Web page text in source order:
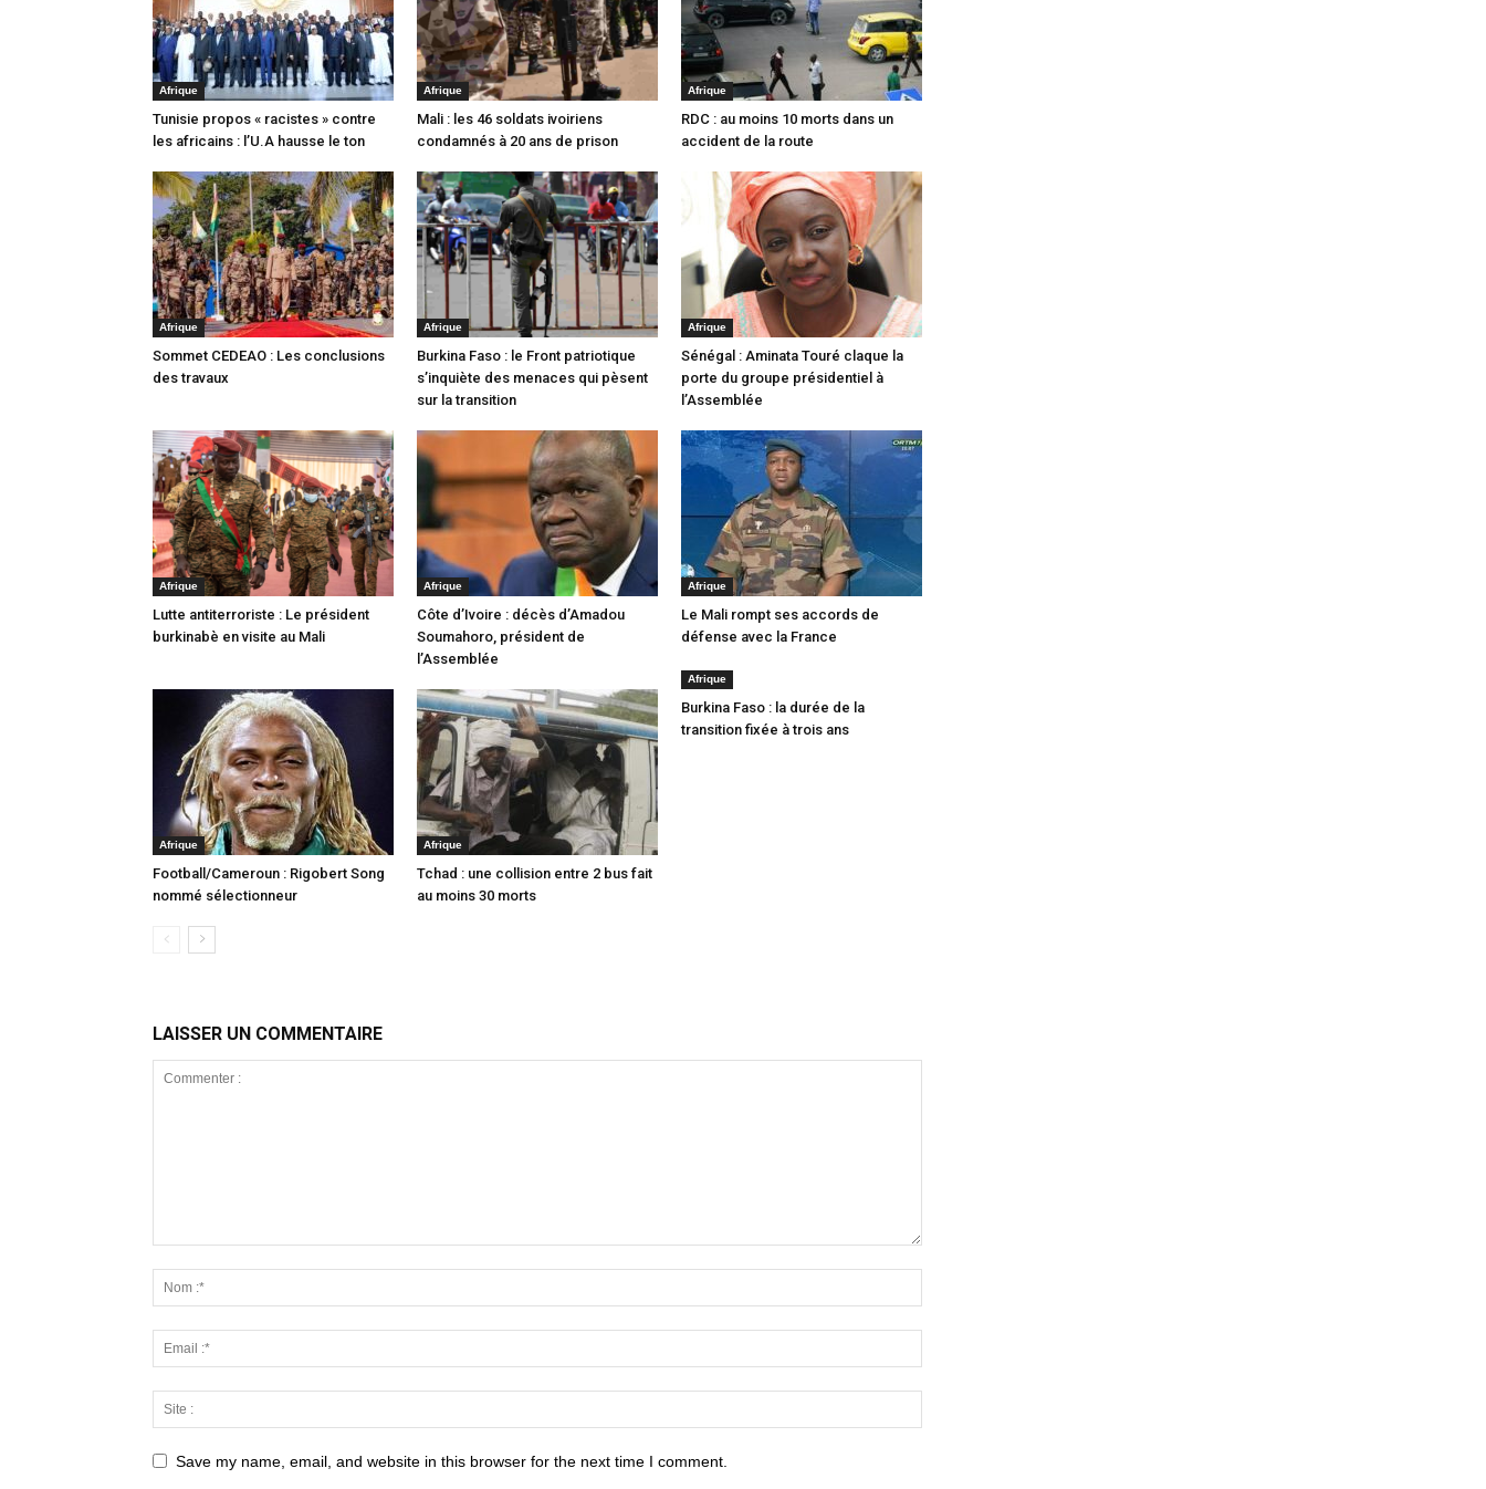
Afrique
Tunisie propos « racistes » contre
les africains : l’U.A hausse le ton
Afrique
Mali : les 46 soldats ivoiriens
condamnés à 20 ans de prison
Afrique
RDC : au moins 10 morts dans un
accident de la route
Afrique
Sommet CEDEAO : Les conclusions
des travaux
Afrique
Burkina Faso : le Front patriotique
s’inquiète des menaces qui pèsent
sur la transition
Afrique
Sénégal : Aminata Touré claque la
porte du groupe présidentiel à
l’Assemblée
Afrique
Lutte antiterroriste : Le président
burkinabè en visite au Mali
Afrique
Côte d’Ivoire : décès d’Amadou
Soumahoro, président de
l’Assemblée
Afrique
Le Mali rompt ses accords de
défense avec la France
Afrique
Football/Cameroun : Rigobert Song
nommé sélectionneur
Afrique
Tchad : une collision entre 2 bus fait
au moins 30 morts
Afrique
Burkina Faso : la durée de la
transition fixée à trois ans
LAISSER UN COMMENTAIRE
Save my name, email, and website in this browser for the next time I comment.